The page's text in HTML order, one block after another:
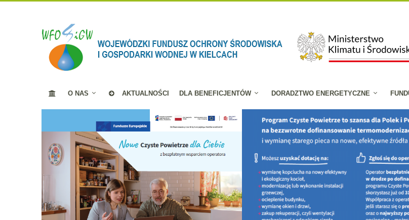
O NAS AKTUALNOŚCI DLA BENEFICJENTÓW DORADZTWO ENERGETYCZNE